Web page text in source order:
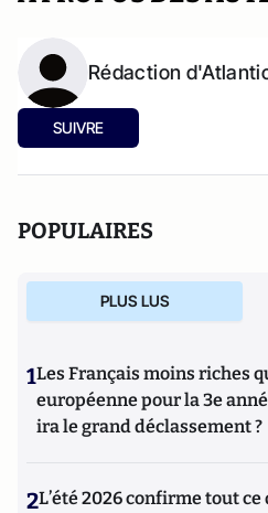
Rédaction
SUIVRE
POPULAIRES
PLUS LUS
1Les Français moins riches
européenne pour la 3e
ira le grand déclassement ?
2L’été 2026 confirme tout